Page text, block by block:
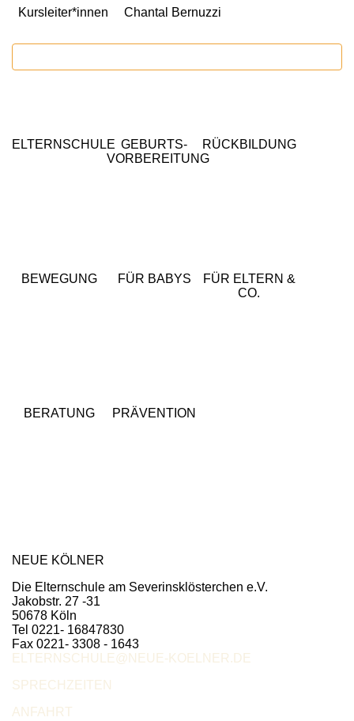
Kursleiter*innen Chantal Bernuzzi
ELTERNSCHULE GEBURTS-
VORBEREITUNG
RÜCKBILDUNG
BEWEGUNG FÜR BABYS
FÜR ELTERN &
CO.
BERATUNG PRÄVENTION
NEUE KÖLNER
Die Elternschule am Severinsklösterchen e.V.
Jakobstr. 27 -31
50678 Köln
Tel 0221- 16847830
Fax 0221- 3308 - 1643
ELTERNSCHULE@NEUE-KOELNER.DE
SPRECHZEITEN
ANFAHRT